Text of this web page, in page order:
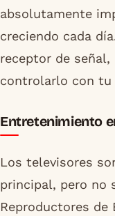
absolutamente
creciendo cada
receptor de señal,
controlarlo con tu
Entretenimiento
Los televisores
principal, pero no
Reproductores de